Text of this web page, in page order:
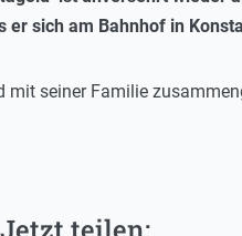
er sich am Bahnhof in
seiner Familie